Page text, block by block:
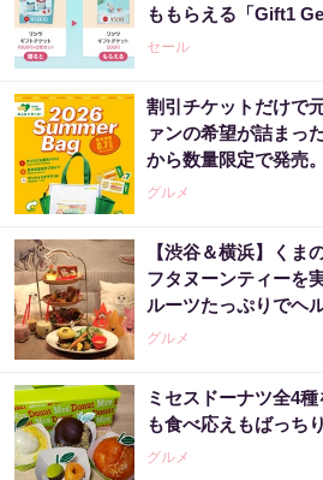
ももらえる「Gift1
中。
セール
割引チケットだけで
ァンの希望が詰まっ
から数量限定で発売。
グルメ
【渋谷＆横浜】くま
フタヌーンティーを
ルーツたっぷりでヘ
グルメ
ミセスドーナツ全4
も食べ応えもばっち
グルメ